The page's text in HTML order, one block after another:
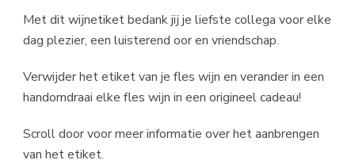
Met dit wijnetiket bedank jij je liefste collega voor elke
dag plezier, een luisterend oor en vriendschap.
Verwijder het etiket van je fles wijn en verander in een
handomdraai elke fles wijn in een origineel cadeau!
Scroll door voor meer informatie over het aanbrengen
van het etiket.